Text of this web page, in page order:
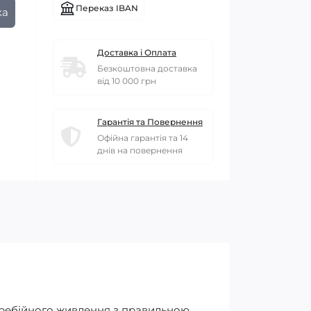
Переказ IBAN
Доставка і Оплата
Безкоштовна доставка
від 10 000 грн
Гарантія та Повернення
Офійна гарантія та 14
днів на повернення